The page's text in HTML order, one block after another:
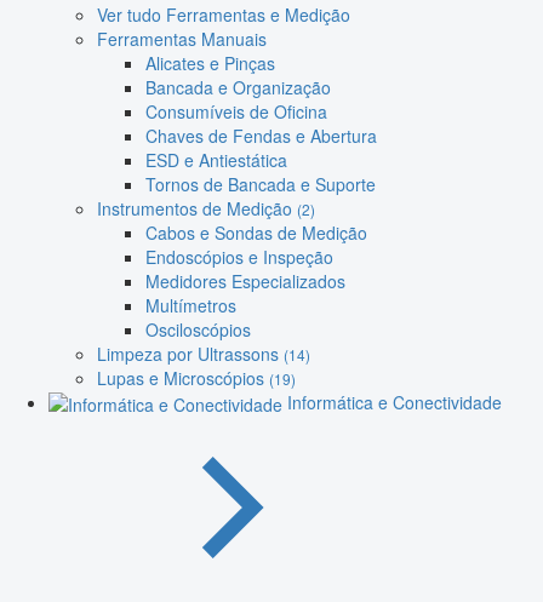
Ver tudo Ferramentas e Medição
Ferramentas Manuais
Alicates e Pinças
Bancada e Organização
Consumíveis de Oficina
Chaves de Fendas e Abertura
ESD e Antiestática
Tornos de Bancada e Suporte
Instrumentos de Medição (2)
Cabos e Sondas de Medição
Endoscópios e Inspeção
Medidores Especializados
Multímetros
Osciloscópios
Limpeza por Ultrassons (14)
Lupas e Microscópios (19)
Informática e Conectividade